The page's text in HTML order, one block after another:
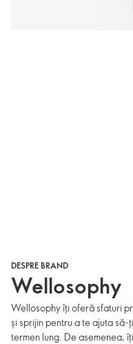
DESPRE BRAND
Wellosophy
Wellosophy îți oferă sfaturi
și sprijin pentru a te ajuta
termen lung. De asemenea,